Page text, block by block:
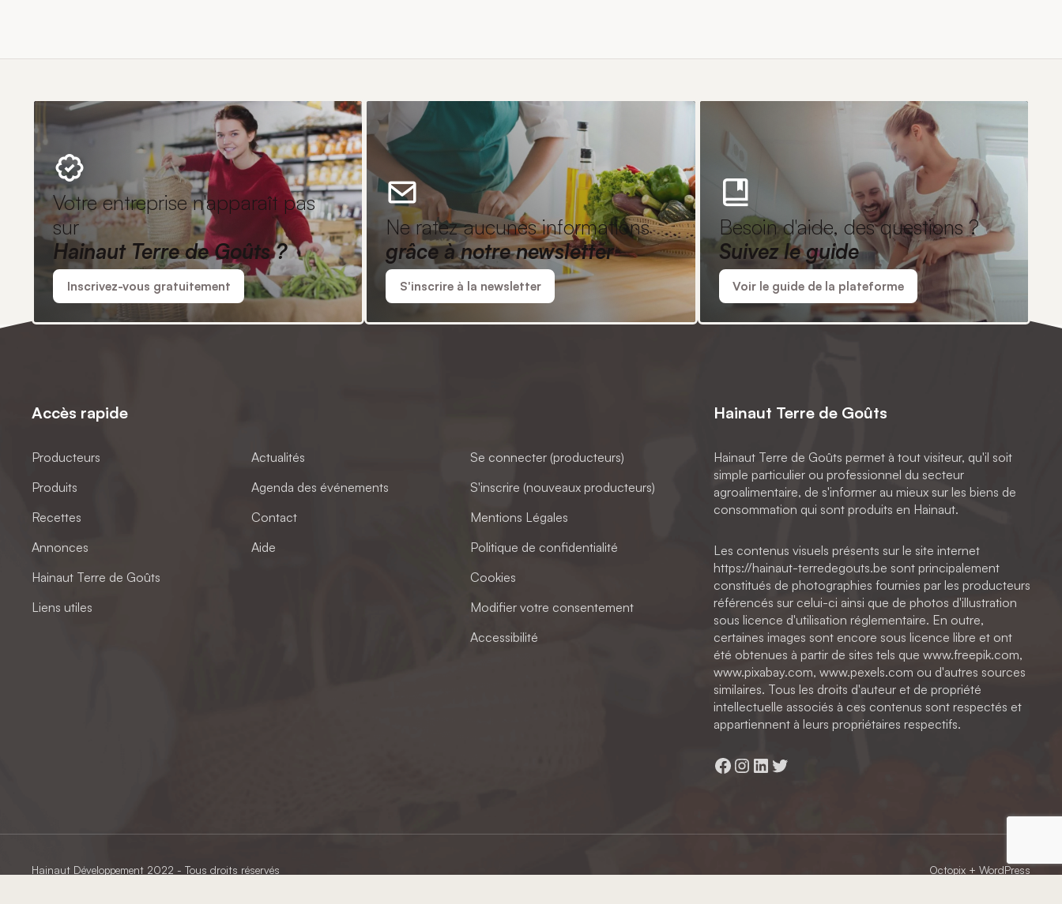
Votre entreprise n'apparaît pas
sur
Hainaut Terre de Goûts ?
Inscrivez-vous gratuitement
Ne ratez aucunes informations
grâce à notre newsletter
S'inscrire à la newsletter
Besoin d'aide, des questions ?
Suivez le guide
Voir le guide de la plateforme
Accès rapide
Producteurs
Produits
Recettes
Annonces
Hainaut Terre de Goûts
Liens utiles
Actualités
Agenda des événements
Contact
Aide
Se connecter (producteurs)
S'inscrire (nouveaux producteurs)
Mentions Légales
Politique de confidentialité
Cookies
Modifier votre consentement
Accessibilité
Hainaut Terre de Goûts
Hainaut Terre de Goûts permet à tout visiteur, qu'il soit
simple particulier ou professionnel du secteur
agroalimentaire, de s'informer au mieux sur les biens de
consommation qui sont produits en Hainaut.
Les contenus visuels présents sur le site internet
https://hainaut-terredegouts.be sont principalement
constitués de photographies fournies par les producteurs
référencés sur celui-ci ainsi que de photos d'illustration
sous licence d'utilisation réglementaire. En outre,
certaines images sont encore sous licence libre et ont
été obtenues à partir de sites tels que www.freepik.com,
www.pixabay.com, www.pexels.com ou d'autres sources
similaires. Tous les droits d'auteur et de propriété
intellectuelle associés à ces contenus sont respectés et
appartiennent à leurs propriétaires respectifs.
Facebook
Instagram
LinkedIn
Twitter
Hainaut Développement 2022 - Tous droits réservés Octopix+ WordPress